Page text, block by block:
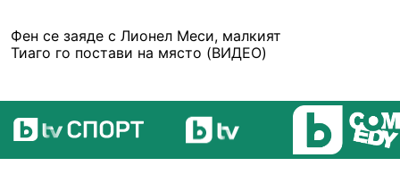
Фен се заяде с Лионел Меси, малкият
Тиаго го постави на място (ВИДЕО)